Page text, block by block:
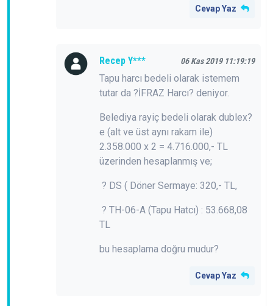
Cevap Yaz
Recep Y*** 06 Kas 2019 11:19:19
Tapu harcı bedeli olarak istemem
tutar da ?İFRAZ Harcı? deniyor.
Belediya rayiç bedeli olarak dublex?
e (alt ve üst aynı rakam ile)
2.358.000 x 2 = 4.716.000,- TL
üzerinden hesaplanmış ve;
? DS ( Döner Sermaye: 320,- TL,
? TH-06-A (Tapu Hatcı) : 53.668,08
TL
bu hesaplama doğru mudur?
Cevap Yaz